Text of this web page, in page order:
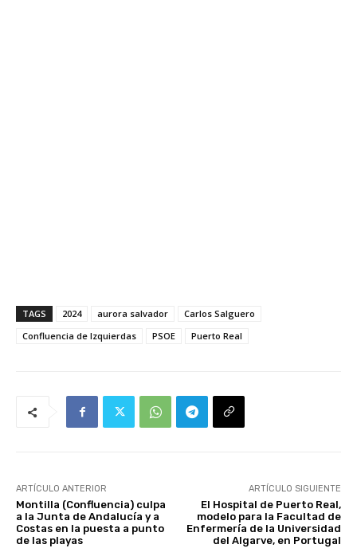
TAGS 2024 aurora salvador
Carlos Salguero
Confluencia de Izquierdas
PSOE Puerto Real
ARTÍCULO ANTERIOR
Montilla (Confluencia) culpa
a la Junta de Andalucía y a
Costas en la puesta a punto
de las playas
ARTÍCULO SIGUIENTE
El Hospital de Puerto Real,
modelo para la Facultad de
Enfermería de la Universidad
del Algarve, en Portugal